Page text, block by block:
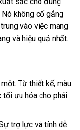
không cố gắng
vào việc mang
và hiệu quả nhất.
Từ thiết kế, màu
ưu hóa cho phái
trợ lực và tính dễ